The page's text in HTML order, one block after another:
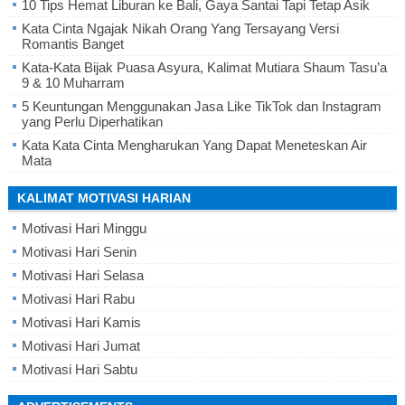
10 Tips Hemat Liburan ke Bali, Gaya Santai Tapi Tetap Asik
Kata Cinta Ngajak Nikah Orang Yang Tersayang Versi
Romantis Banget
Kata-Kata Bijak Puasa Asyura, Kalimat Mutiara Shaum Tasu’a
9 & 10 Muharram
5 Keuntungan Menggunakan Jasa Like TikTok dan Instagram
yang Perlu Diperhatikan
Kata Kata Cinta Mengharukan Yang Dapat Meneteskan Air
Mata
KALIMAT MOTIVASI HARIAN
Motivasi Hari Minggu
Motivasi Hari Senin
Motivasi Hari Selasa
Motivasi Hari Rabu
Motivasi Hari Kamis
Motivasi Hari Jumat
Motivasi Hari Sabtu